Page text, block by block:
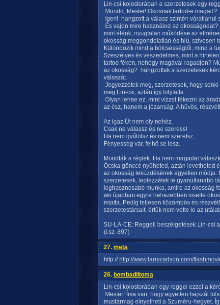
Lin-csi kolostorában a szerzetesek egy
 Mondd, Mester! Okosnak tartod-e magad?
 Igen!  hangzott a válasz szintén
 És vajon mire használod az
mint élénk, nyugtalan működése az
okosság meggondolatlan és hiú, szívesen
Különbözik mind a bölcsességtől, mind a
Szeszélyes és veszedelmes, mint a
tartod féken, nehogy magával ragadjon?
az okosság?  hangzottak a szerzetesek
válaszát.
 Jegyezzétek meg, szerzetesek, hogy
meg Lin-csi, aztán így folytatta.
 Olyan lenne ez, mint vízzel fékezni az
az ész, hanem a józanság. A hűvös,
Az igaz Út nem oly nehéz,
Csak ne válassz és ne szeress!
Ha nem gyűlölsz és nem szeretsz,
Fényesség vár, felhő se lesz.
Mondták a régiek. Ha nem magadat
Ócska gönccé nyűheted, aztán levetheted
az okosság leküzdésének egyetlen
szerzetesek, leplezzétek le gyanútlanabb
leghasznosabb munka, amire az okosság
aki újabban egyre nehezebben viselte
miatta. Pedig teljesen közömbös és
szerzetestársait, értük nem vette le az
SU-LA-CE: Reggeli beszélgetések Lin-csi
(i.sz. 897)
27. meta
http:// http://www.larrycarlson.com/
26. bombadiltoma
Lin-csi kolostorában egy reggel ezzel a
 Mester! Írva van, hogy egyetlen hajszál
mustármag elnyelheti a Szuméru-hegyet.